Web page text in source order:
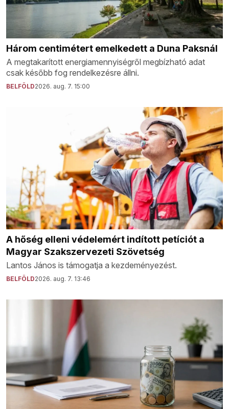
Három centimétert emelkedett a Duna Paksnál
A megtakarított energiamennyiségről megbízható adat
csak később fog rendelkezésre állni.
BELFÖLD2026. aug. 7. 15:00
A hőség elleni védelemért indított petíciót a
Magyar Szakszervezeti Szövetség
Lantos János is támogatja a kezdeményezést.
BELFÖLD2026. aug. 7. 13:46